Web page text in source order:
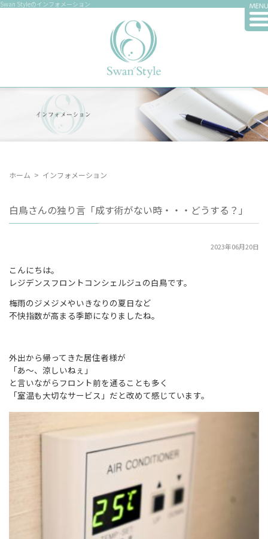
Swan Styleのインフォメーション
ホーム > インフォメーション
白鳥さんの独り言「成す術がない時・・・どうする？」
2023年06月20日
こんにちは。
レジデンスフロントコンシェルジュの白鳥です。
梅雨のジメジメやいきなりの夏日など
不快指数が高まる季節になりましたね。
外出から帰ってきた居住者様が
「あ～、涼しいねぇ」
と言いながらフロント前を通ることも多く
「室温も大切なサービス」だと改めて感じています。